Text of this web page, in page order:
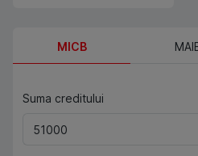
MICB
Suma creditului